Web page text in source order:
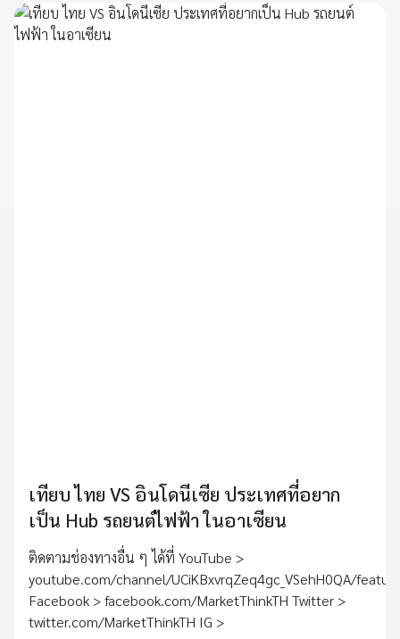
เทียบ ไทย VS อินโดนีเซีย ประเทศที่อยาก
เป็น Hub รถยนต์ไฟฟ้า ในอาเซียน
ติดตามช่องทางอื่น ๆ ได้ที่ YouTube >
youtube.com/channel/UCiKBxvrqZeq4gc_VSehH0QA/
Facebook > facebook.com/MarketThinkTH Twitter >
twitter.com/MarketThinkTH IG >